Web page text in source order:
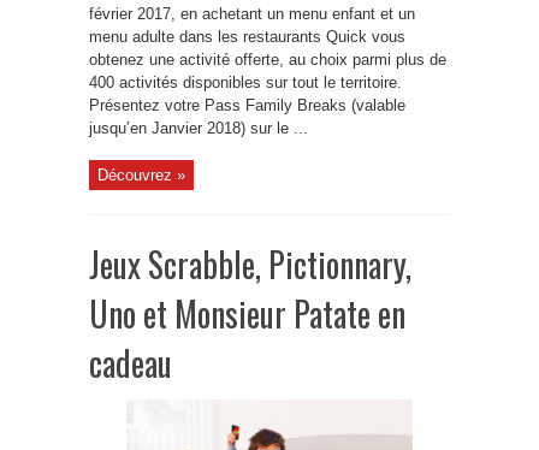
février 2017, en achetant un menu enfant et un
menu adulte dans les restaurants Quick vous
obtenez une activité offerte, au choix parmi plus de
400 activités disponibles sur tout le territoire.
Présentez votre Pass Family Breaks (valable
jusqu’en Janvier 2018) sur le ...
Découvrez »
Jeux Scrabble, Pictionnary,
Uno et Monsieur Patate en
cadeau